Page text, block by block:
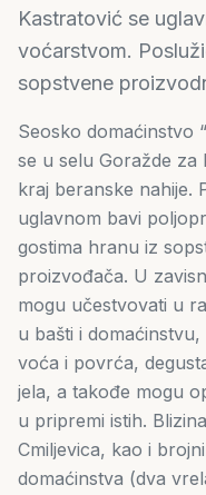
Kastratović se
voćarstvom.
sopstvene
Seosko domaćinstvo
se u selu Goražde za
kraj beranske nahije.
uglavnom bavi
gostima hranu iz
proizvođača. U
mogu učestvovati u
u bašti i
voća i povrća,
jela, a takođe mogu
u pripremi istih.
Cmiljevica, kao i
domaćinstva (dva